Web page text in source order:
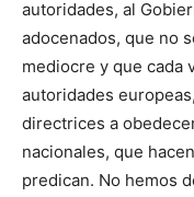
autoridades, al
adocenados, que no
mediocre y que cada
autoridades
directrices a
nacionales, que
predican. No hemos